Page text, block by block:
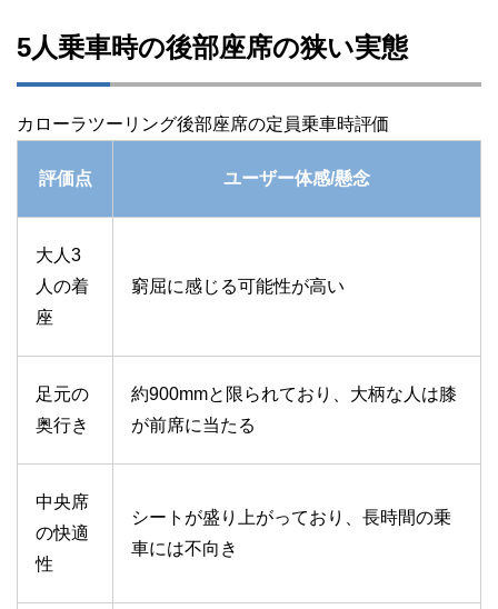
5人乗車時の後部座席の狭い実態
カローラツーリング後部座席の定員乗車時評価
評価点 ユーザー体感/懸念
大人3
人の着
座
窮屈に感じる可能性が高い
足元の
奥行き
約900mmと限られており、大柄な人は膝
が前席に当たる
中央席
の快適
性
シートが盛り上がっており、長時間の乗
車には不向き